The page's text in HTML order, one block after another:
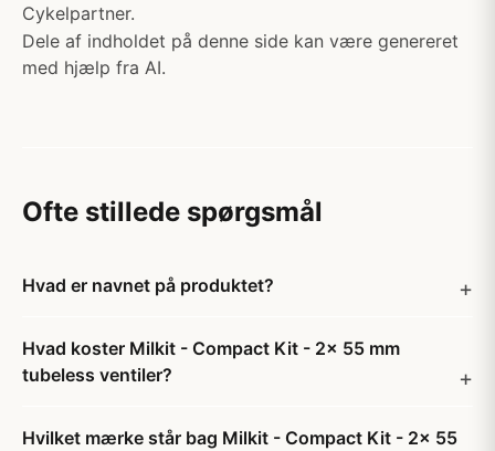
Cykelpartner.
Dele af indholdet på denne side kan være genereret
med hjælp fra AI.
Ofte stillede spørgsmål
Hvad er navnet på produktet?
Hvad koster Milkit - Compact Kit - 2x 55 mm
tubeless ventiler?
Hvilket mærke står bag Milkit - Compact Kit - 2x 55